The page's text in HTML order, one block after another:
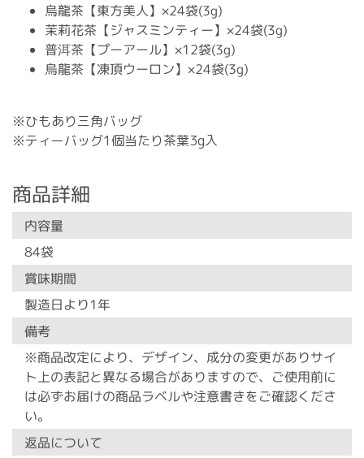
烏龍茶【東方美人】×24袋(3g)
茉莉花茶【ジャスミンティー】×24袋(3g)
普洱茶【プーアール】×12袋(3g)
烏龍茶【凍頂ウーロン】×24袋(3g)
※ひもあり三角バッグ
※ティーバッグ1個当たり茶葉3g入
商品詳細
内容量
84袋
賞味期間
製造日より1年
備考
※商品改定により、デザイン、成分の変更がありサイ
ト上の表記と異なる場合がありますので、ご使用前に
は必ずお届けの商品ラベルや注意書きをご確認くださ
い。
返品について